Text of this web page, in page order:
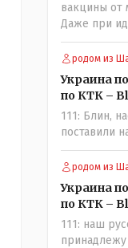
вакцины от
Даже при
процента
плохие
защита от
курсами
на
загубили
родом из
Украина
по КТК –
111: Блин,
поставили
родом из
Украина
по КТК –
111: наш
принадлежу